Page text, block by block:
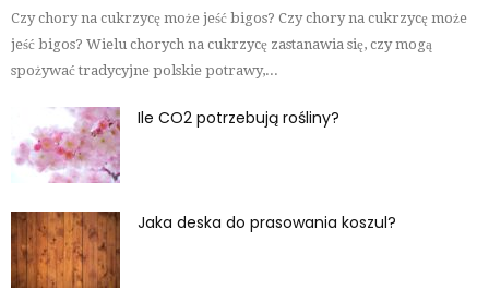
Czy chory na cukrzycę może jeść bigos? Czy chory na cukrzycę może
jeść bigos? Wielu chorych na cukrzycę zastanawia się, czy mogą
spożywać tradycyjne polskie potrawy,...
Ile CO2 potrzebują rośliny?
Jaka deska do prasowania koszul?